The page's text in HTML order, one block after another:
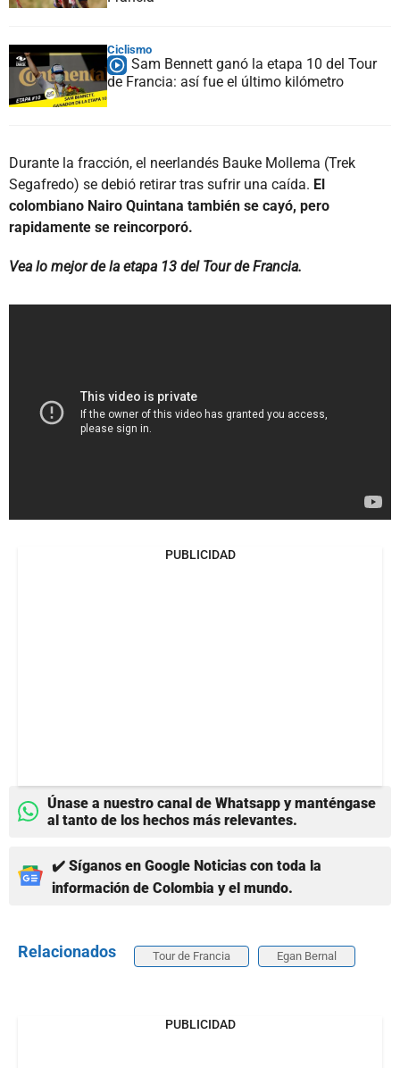
Ciclismo
Sam Bennett ganó la etapa 10 del Tour
de Francia: así fue el último kilómetro
Durante la fracción, el neerlandés Bauke Mollema (Trek
Segafredo) se debió retirar tras sufrir una caída. El
colombiano Nairo Quintana también se cayó, pero
rapidamente se reincorporó.
Vea lo mejor de la etapa 13 del Tour de Francia.
PUBLICIDAD
Únase a nuestro canal de Whatsapp y manténgase
al tanto de los hechos más relevantes.
✔️ Síganos en Google Noticias con toda la
información de Colombia y el mundo.
Relacionados Tour de Francia Egan Bernal
PUBLICIDAD